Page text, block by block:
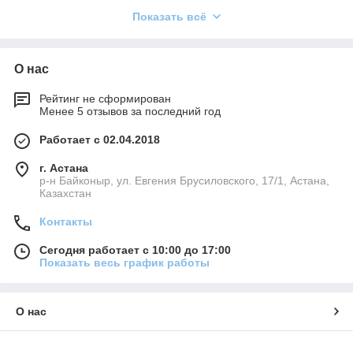
материала преобразуется в газ, создающий тягу,
остальная часть оседает на стенках трубы в виде
сажи.
Причиной быстрого забивания дымохода
печи, так и неправильная эксплуатация – это
применение смолистых или плохо высушенных
дров. И смола, и конденсат способствуют
Последствием забивания сажей становится
плохая тяга в печи, большая вероятность
Показать всё
О нас
Рейтинг не сформирован
Менее 5 отзывов за последний год
Работает с 02.04.2018
г. Астана
р-н Байконыр, ул. Евгения Брусиловского, 17/1, Астана,
Казахстан
Контакты
Сегодня работает с 10:00 до 17:00
Показать весь график работы
О нас